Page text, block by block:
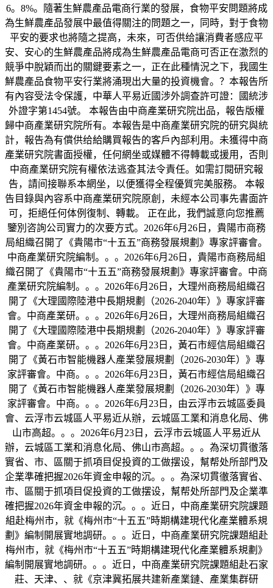
6。8%。隨著生鮮農產品電商行業的發展，食物平安問題將成
為生鮮農產品發展中最值得關注的問題之一，同時，對于食物
平安的要求也將隨之提高，未來，可否供给讓消費者感应平
安、安心的生鮮農產品將成為生鮮農產品電商可否正在激烈的
競爭中脫穎而出的關鍵要素之一，正在此種情況之下，我國生
鮮農產品食物平安行業將涌現出大量的投資機會。？本報告所
有內容受法令保護，中華人平易近國涉外調查許可證：國統涉
外證字第1454號。 本報告由中商產業研究院出品，報告版權
歸中商產業研究院所有。本報告是中商產業研究院的研究與統
計，報告為有償供给給購買報告的客戶內部利用。未獲得中商
產業研究院書面授權，任何網坐或媒體不得轉載或援用，否則
中商產業研究院有權依法逃查其法令責任。如需訂閱研究報
告，請间接聯系本網坐，以便獲得全程優質完美服務。 本報
告目錄與內容系中商產業研究院原創，未經本公司事先書面許
可，拒絕任何体例復制、轉載。 正在此，我們誠意向您推薦
鑒別咨詢公司實力的次要方式。2026年6月26日，貴陽市商務
局組織召開了《貴陽市“十五五”商務發展規劃》專家評審會。
中商產業研究院編制。。。2026年6月26日，貴陽市商務局組
織召開了《貴陽市“十五五”商務發展規劃》專家評審會。中商
產業研究院編制。。。2026年6月26日，大理州商務局組織召
開了《大理國際陸港中長期規劃（2026-2040年）》專家評審
會。中商產業研。。。2026年6月26日，大理州商務局組織召
開了《大理國際陸港中長期規劃（2026-2040年）》專家評審
會。中商產業研。。。2026年6月23日，黃石市經信局組織召
開了《黃石市智能機器人產業發展規劃（2026-2030年）》專
家評審會。中商。。。2026年6月23日，黃石市經信局組織召
開了《黃石市智能機器人產業發展規劃（2026-2030年）》專
家評審會。中商。。。2026年6月23日，由云浮市云城區委員
會、云浮市云城區人平易近从辦，云城區工業和消息化局、佛
山市高超。。。2026年6月23日，云浮市云城區人平易近从
辦，云城區工業和消息化局、佛山市高超。。。為深切貫徹落
實省、市、區關于抓項目促投資的工做摆设，幫帮处所部門及
企業準確把握2026年資金申報的沉。。。為深切貫徹落實省、
市、區關于抓項目促投資的工做摆设，幫帮处所部門及企業準
確把握2026年資金申報的沉。。。近日，中商產業研究院課題
組赴梅州市，就《梅州市“十五五”時期構建現代化產業體系規
劃》編制開展實地調研。。。近日，中商產業研究院課題組赴
梅州市，就《梅州市“十五五”時期構建現代化產業體系規劃》
編制開展實地調研。。。近日，中商產業研究院課題組赴石家
莊、天津、、就《京津冀拓展共建新產業鏈、產業集群研